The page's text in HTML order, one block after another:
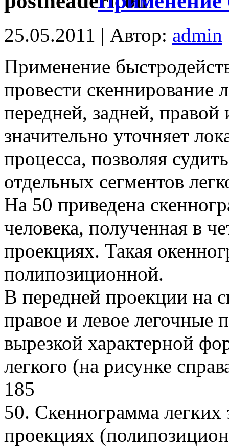
25.05.2011 | Автор: admin
Применение
провести скеннирование
передней, задней,
значительно уточняет
процесса, позволяя
отдельных сегментов
На 50 приведена
человека, полученная в
проекциях. Такая
полипозиционной.
В передней проекции на
правое и левое легочные
вырезкой характерной
легкого (на рисунке
185
50. Скеннограмма легких
проекциях